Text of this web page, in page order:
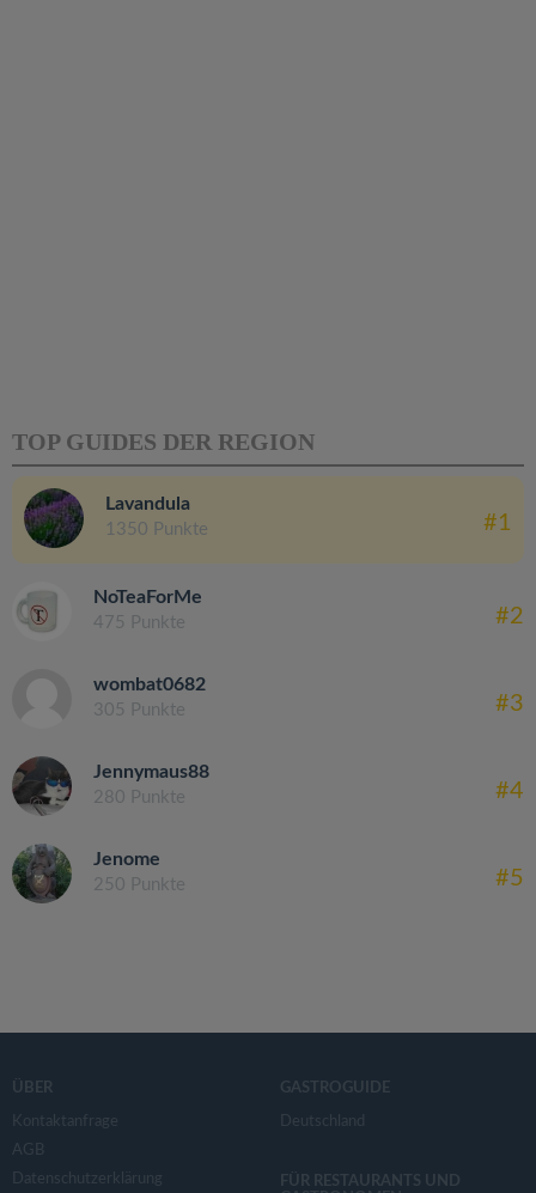
TOP GUIDES DER REGION
Lavandula
1350 Punkte #1
NoTeaForMe
475 Punkte #2
wombat0682
305 Punkte #3
Jennymaus88
280 Punkte #4
Jenome
250 Punkte #5
ÜBER
Kontaktanfrage
AGB
Datenschutzerklärung
GASTROGUIDE
Deutschland
FÜR RESTAURANTS UND